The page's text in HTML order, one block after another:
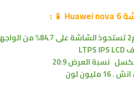
Huawei nova 6
📱
:
تستحوذ الشاشة على 84.7% من
LTPS IPS LCD
نسبة العرض 20:9